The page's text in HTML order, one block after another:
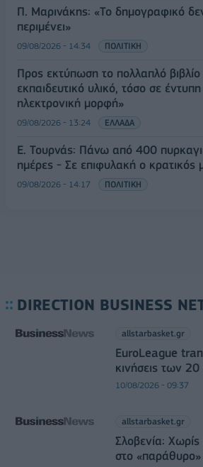
Π. Μαρινάκης: «Το δημογραφικό
περιμένει»
09/08/2026 - 14:34 ΠΟΛΙΤΙΚΗ
Προς εκτύπωση το πολλαπλό
εκπαιδευτικό υλικό, τόσο σε
ηλεκτρονική μορφή»
09/08/2026 - 13:24 ΕΛΛΑΔΑ
Ε. Τουρνάς: Πάνω από 400
ημέρες - Σε επιφυλακή ο κρατικός
09/08/2026 - 14:17 ΠΟΛΙΤΙΚΗ
DIRECTION BUSINESS
allstarbasket.gr
EuroLeague
κινήσεις των
10/08/2026 - 09:37
allstarbasket.gr
Σλοβενία: Χωρίς
στο